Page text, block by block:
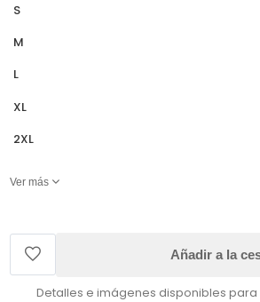
S
M
L
XL
2XL
Ver más
Añadir a la
Detalles e imágenes disponibles para